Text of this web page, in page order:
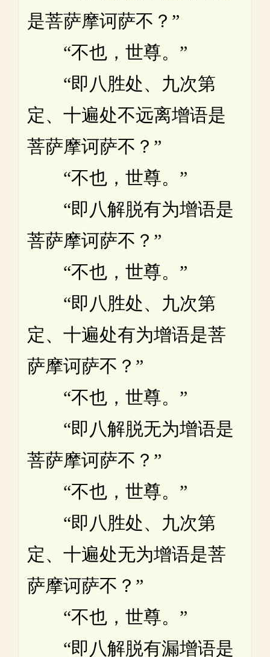
是菩萨摩诃萨不？”
“不也，世尊。”
“即八胜处、九次第
定、十遍处不远离增语是
菩萨摩诃萨不？”
“不也，世尊。”
“即八解脱有为增语是
菩萨摩诃萨不？”
“不也，世尊。”
“即八胜处、九次第
定、十遍处有为增语是菩
萨摩诃萨不？”
“不也，世尊。”
“即八解脱无为增语是
菩萨摩诃萨不？”
“不也，世尊。”
“即八胜处、九次第
定、十遍处无为增语是菩
萨摩诃萨不？”
“不也，世尊。”
“即八解脱有漏增语是